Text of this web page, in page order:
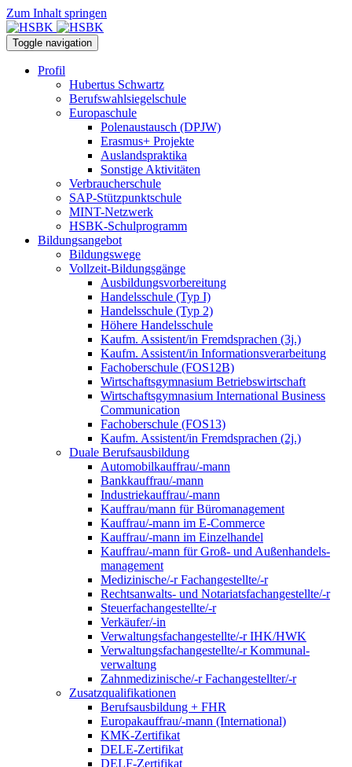
Zum Inhalt springen
Toggle navigation
Profil
Hubertus Schwartz
Berufswahlsiegelschule
Europaschule
Polenaustausch (DPJW)
Erasmus+ Projekte
Auslandspraktika
Sonstige Aktivitäten
Verbraucherschule
SAP-Stützpunktschule
MINT-Netzwerk
HSBK-Schulprogramm
Bildungsangebot
Bildungswege
Vollzeit-Bildungsgänge
Ausbildungsvorbereitung
Handelsschule (Typ I)
Handelsschule (Typ 2)
Höhere Handelsschule
Kaufm. Assistent/in­ Fremdsprachen (3j.)
Kaufm. Assistent/in Informationsverarbeitung
Fachoberschule (FOS12B)
Wirtschaftsgymnasium Betriebswirtschaft
Wirtschaftsgymnasium International Business
Communication
Fachoberschule (FOS13)
Kaufm. Assistent/in Fremdsprachen (2j.)
Duale Berufsausbildung
Automobilkauffrau/-mann
Bankkauffrau/-mann
Industriekauffrau/-mann
Kauffrau/mann für Büromanagement
Kauffrau/-mann im E-Commerce
Kauffrau/-mann im Einzelhandel
Kauffrau/-mann für Groß- und Außen­handels­
manage­ment
Medizinische/-r Fachangestellte/-r
Rechtsanwalts- und Notariatsfachangestellte/-r
Steuerfachangestellte/-r
Verkäufer/-in
Verwaltungs­fach­angestellte/-r IHK/HWK
Verwaltungsfach­angestellte/-r Kommunal­
verwaltung
Zahnmedizinische/-r Fachangestellter/-r
Zusatzqualifikationen
Berufsausbildung + FHR
Europakauffrau/-mann (International)
KMK-Zertifikat
DELE-Zertifikat
DELF-Zertifikat